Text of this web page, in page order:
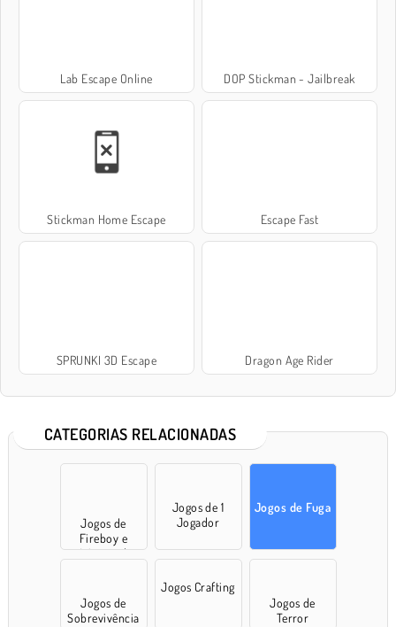
Lab Escape Online DOP Stickman - Jailbreak
Stickman Home Escape Escape Fast
SPRUNKI 3D Escape Dragon Age Rider
CATEGORIAS RELACIONADAS
Jogos de
Fireboy e
Watergirl
Jogos de 1
Jogador
Jogos de Fuga
Jogos de
Sobrevivência
Jogos Crafting
Jogos de
Terror